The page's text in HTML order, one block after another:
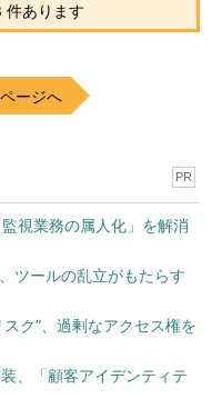
件あります
ージへ
PR
視業務の属人化」を解消
ツールの乱立がもたらす
ク”、過剰なアクセス権を
、「顧客アイデンティテ